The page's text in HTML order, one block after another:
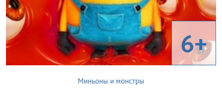
6+
Миньоны и монстры